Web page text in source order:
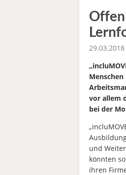
vor allem
bei der
und
könnten
ihren